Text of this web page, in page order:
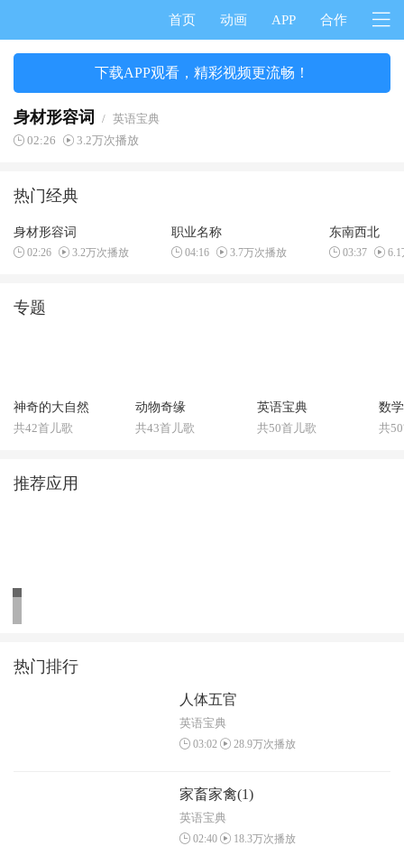
首页 动画 APP 合作
下载APP观看，精彩视频更流畅！
身材形容词 / 英语宝典
02:26
3.2万次播放
热门经典
身材形容词
02:26 3.2万次播放
职业名称
04:16 3.7万次播放
东南西北
03:37
专题
神奇的大自然
共42首儿歌
动物奇缘
共43首儿歌
英语宝典
共50首儿歌
数
共
推荐应用
热门排行
人体五官
英语宝典
03:02 28.9万次播放
家畜家禽(1)
英语宝典
02:40 18.3万次播放